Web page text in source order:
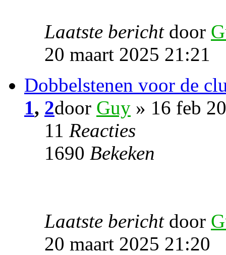
Laatste bericht door
20 maart 2025 21:21
Dobbelstenen voor de
1, 2door Guy » 16 feb
11 Reacties
1690 Bekeken
Laatste bericht door
20 maart 2025 21:20